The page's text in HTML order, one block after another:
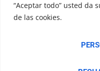
“Aceptar todo” usted da
de las cookies.